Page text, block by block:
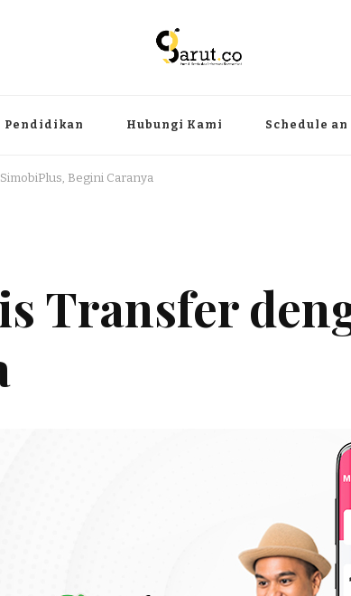
Pendidikan Hubungi Kami Schedule
Begini Caranya
Transfer